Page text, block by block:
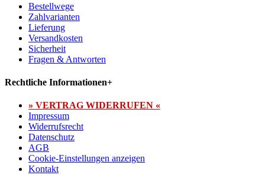
Bestellwege
Zahlvarianten
Lieferung
Versandkosten
Sicherheit
Fragen & Antworten
Rechtliche Informationen+
» VERTRAG WIDERRUFEN «
Impressum
Widerrufsrecht
Datenschutz
AGB
Cookie-Einstellungen anzeigen
Kontakt